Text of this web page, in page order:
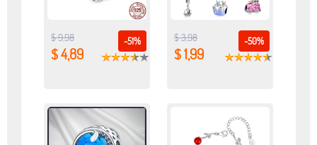
-51%
$ 9,98
$ 4,89
-50%
$ 3,98
$ 1,99